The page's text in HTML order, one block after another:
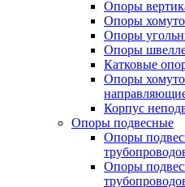
Опоры
Опоры
Опоры
Опоры
Катковые
Опоры
Корпус
Опоры подвесные
Опоры
Опоры